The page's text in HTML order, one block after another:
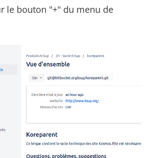
le bouton "+" du menu de